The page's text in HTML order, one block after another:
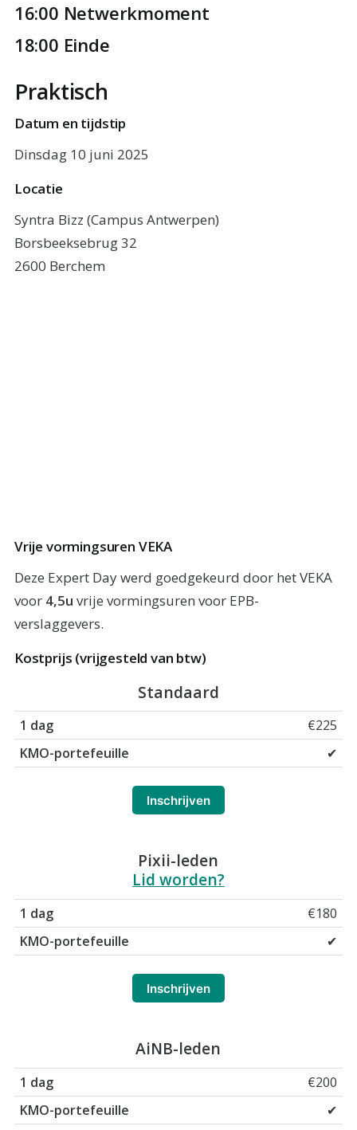
16:00 Netwerkmoment
18:00 Einde
Praktisch
Datum en tijdstip
Dinsdag 10 juni 2025
Locatie
Syntra Bizz (Campus Antwerpen)
Borsbeeksebrug 32
2600 Berchem
Vrije vormingsuren VEKA
Deze Expert Day werd goedgekeurd door het VEKA
voor 4,5u vrije vormingsuren voor EPB-
verslaggevers.
Kostprijs (vrijgesteld van btw)
KMO-portefeuilleStandaard
€225
✔
Inschrijven
Pixii-leden
Lid worden?
€180
✔
Inschrijven
AiNB-leden
€200
✔